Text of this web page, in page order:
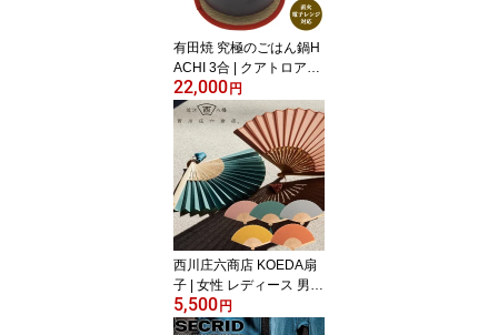
焼酎 芋 お酒セット 焼酎
セット 焼酎ギフトセット
有田焼 究極のごはん鍋H
ACHI 3合 | クアトロアン
ゴリ限定 花絵 鍋敷き 直
火 電子レンジ 日本製 ご
はん鍋 ご飯鍋 ごはんな
べ 大慶 土鍋 キッチン雑
貨 調理器具 遠赤外線 炊
飯鍋 炊飯土鍋 おしゃれ
鍋 なべ 白米 電子レンジ
対応 炊飯 料理 プレゼン
ト ギフト 3合炊き 炊飯器
22,000 円
西川庄六商店 KOEDA扇
子 | 女性 レディース 男性
メンズ ユニセックス 誕
生日 母の日 プレゼント
5,500 円